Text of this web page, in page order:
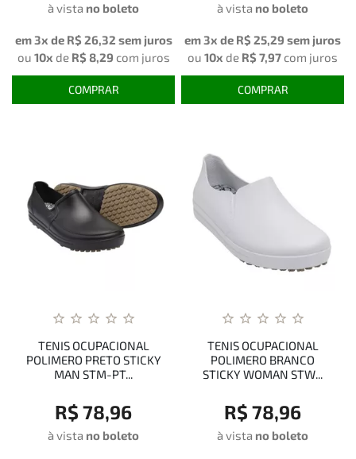
à vista no boleto
em 3x de R$ 26,32 sem juros
ou 10x de R$ 8,29 com juros
COMPRAR
à vista no boleto
em 3x de R$ 25,29 sem juros
ou 10x de R$ 7,97 com juros
COMPRAR
TENIS OCUPACIONAL
POLIMERO PRETO STICKY
MAN STM-PT...
R$ 78,96
à vista no boleto
TENIS OCUPACIONAL
POLIMERO BRANCO
STICKY WOMAN STW...
R$ 78,96
à vista no boleto